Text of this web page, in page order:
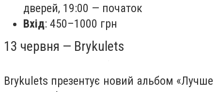
дверей, 19:00 — початок
Вхід: 450–1000 грн
13 червня — Brykulets
Brykulets презентує новий альбом «Лучше